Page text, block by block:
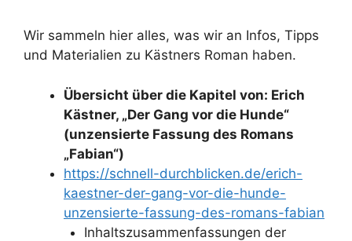
Wir sammeln hier alles, was wir an Infos, Tipps
und Materialien zu Kästners Roman haben.
Übersicht über die Kapitel von: Erich
Kästner, „Der Gang vor die Hunde“
(unzensierte Fassung des Romans
„Fabian“)
https://schnell-durchblicken.de/erich-
kaestner-der-gang-vor-die-hunde-
unzensierte-fassung-des-romans-fabian
Inhaltszusammenfassungen der